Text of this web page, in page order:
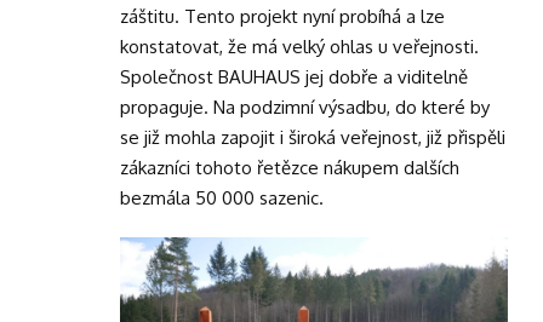
záštitu. Tento projekt nyní probíhá a lze
konstatovat, že má velký ohlas u veřejnosti.
Společnost BAUHAUS jej dobře a viditelně
propaguje. Na podzimní výsadbu, do které by
se již mohla zapojit i široká veřejnost, již přispěli
zákazníci tohoto řetězce nákupem dalších
bezmála 50 000 sazenic.